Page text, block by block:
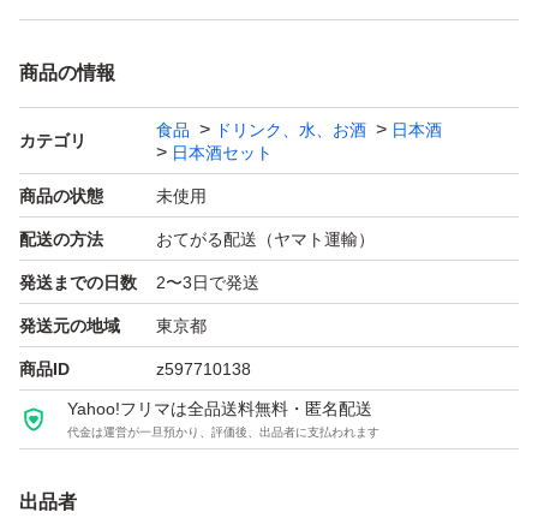
ておりません。ご了承ください。
・購入意思のない価格相談はお辞めください。
・20歳未満の方には販売しません。
・段ボールでの発送中に割れてしまう事があったため、お
酒用のP箱で発送しております！
・段ボールご希望の際は購入後にメッセージでご連絡くだ
さい。
・配達日時のご希望がある方も購入後のメッセージでご連
絡ください。
ますが、ご了承下さい。
商品の情報
カテゴリ
食品 ドリンク、水、お酒
日本酒
日本酒セット
商品の状態 未使用
配送の方法 おてがる配送（ヤマト運輸）
発送までの日数 2〜3日で発送
発送元の地域 東京都
商品ID z597710138
Yahoo!フリマは全品送料無料・匿名配送
代金は運営が一旦預かり、評価後、出品者に支払われます
出品者